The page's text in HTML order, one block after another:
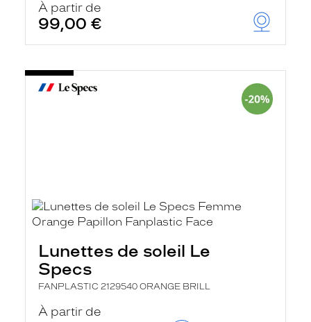
À partir de
99,00 €
Lunettes de soleil Le
Specs
FANPLASTIC 2129540 ORANGE BRILL
À partir de